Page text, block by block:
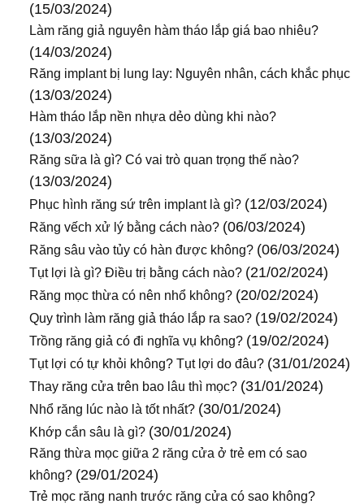
(15/03/2024)
Làm răng giả nguyên hàm tháo lắp giá bao nhiêu?
(14/03/2024)
Răng implant bị lung lay: Nguyên nhân, cách khắc phục
(13/03/2024)
Hàm tháo lắp nền nhựa dẻo dùng khi nào?
(13/03/2024)
Răng sữa là gì? Có vai trò quan trọng thế nào?
(13/03/2024)
Phục hình răng sứ trên implant là gì? (12/03/2024)
Răng vếch xử lý bằng cách nào? (06/03/2024)
Răng sâu vào tủy có hàn được không? (06/03/2024)
Tụt lợi là gì? Điều trị bằng cách nào? (21/02/2024)
Răng mọc thừa có nên nhổ không? (20/02/2024)
Quy trình làm răng giả tháo lắp ra sao? (19/02/2024)
Trồng răng giả có đi nghĩa vụ không? (19/02/2024)
Tụt lợi có tự khỏi không? Tụt lợi do đâu? (31/01/2024)
Thay răng cửa trên bao lâu thì mọc? (31/01/2024)
Nhổ răng lúc nào là tốt nhất? (30/01/2024)
Khớp cắn sâu là gì? (30/01/2024)
Răng thừa mọc giữa 2 răng cửa ở trẻ em có sao
không? (29/01/2024)
Trẻ mọc răng nanh trước răng cửa có sao không?